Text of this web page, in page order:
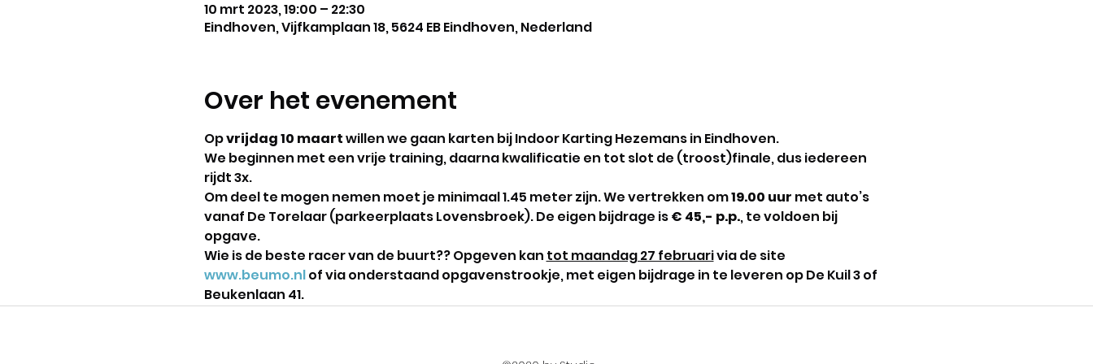
10 mrt 2023, 19:00 – 22:30
Eindhoven, Vijfkamplaan 18, 5624 EB Eindhoven, Nederland
Over het evenement
Op vrijdag 10 maart willen we gaan karten bij Indoor Karting Hezemans in Eindhoven.
We beginnen met een vrije training, daarna kwalificatie en tot slot de (troost)finale, dus iedereen
rijdt 3x.
Om deel te mogen nemen moet je minimaal 1.45 meter zijn. We vertrekken om 19.00 uur met auto’s
vanaf De Torelaar (parkeerplaats Lovensbroek). De eigen bijdrage is € 45,- p.p., te voldoen bij
opgave.
Wie is de beste racer van de buurt?? Opgeven kan tot maandag 27 februari via de site
www.beumo.nl of via onderstaand opgavenstrookje, met eigen bijdrage in te leveren op De Kuil 3 of
Beukenlaan 41.